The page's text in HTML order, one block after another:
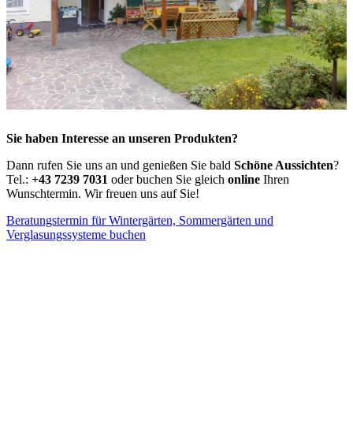
Sie haben Interesse an unseren Produkten?
Dann rufen Sie uns an und genießen Sie bald Schöne Aussichten?
Tel.: +43 7239 7031 oder buchen Sie gleich online Ihren
Wunschtermin. Wir freuen uns auf Sie!
Beratungstermin für Wintergärten, Sommergärten und
Verglasungssysteme buchen